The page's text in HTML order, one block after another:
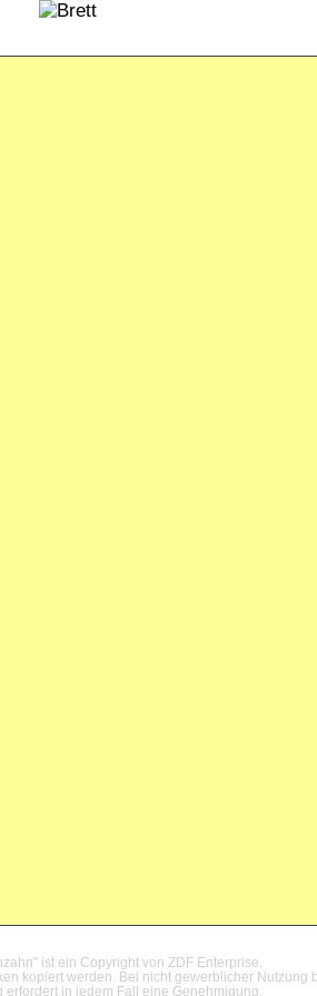
ist ein Copyright von ZDF Enterprise.
kopiert werden. Bei nicht gewerblicher
in jedem Fall eine Genehmigung.